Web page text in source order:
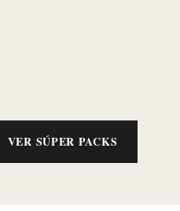
VER SÚPER PACKS